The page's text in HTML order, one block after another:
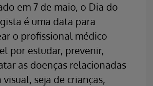
em 7 de maio, o Dia do
é uma data para
o profissional médico
por estudar, prevenir,
as doenças relacionadas
visual, seja de crianças,